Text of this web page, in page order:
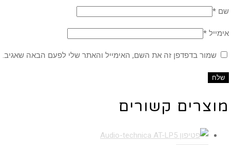
שם *
אימייל *
שמור בדפדפן זה את השם, האימייל והאתר שלי לפעם הבאה שאגיב.
מוצרים קשורים